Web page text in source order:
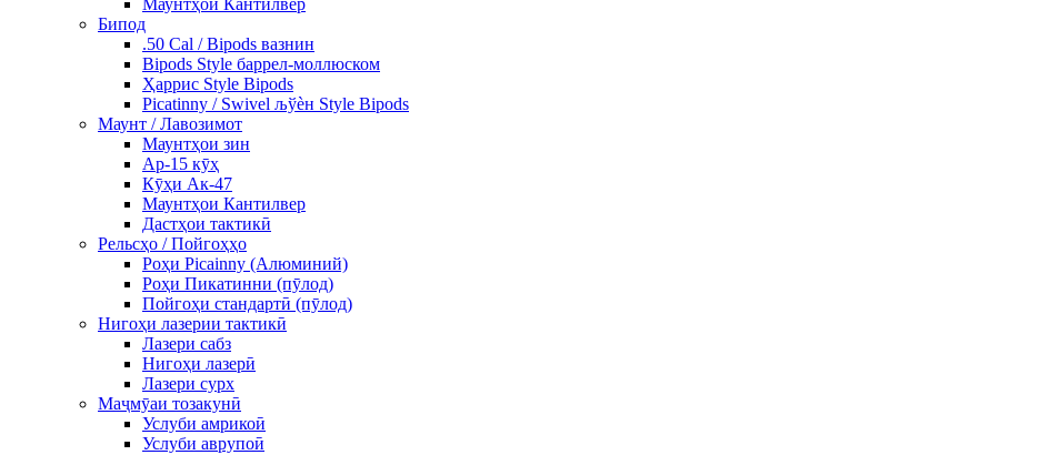
Маунтҳои Кантилвер
Бипод
.50 Cal / Bipods вазнин
Bipods Style баррел-моллюском
Ҳаррис Style Bipods
Picatinny / Swivel љўѐн Style Bipods
Маунт / Лавозимот
Маунтҳои зин
Ар-15 кӯҳ
Кӯҳи Ак-47
Маунтҳои Кантилвер
Дастҳои тактикӣ
Рельсҳо / Пойгоҳҳо
Роҳи Picainny (Алюминий)
Роҳи Пикатинни (пӯлод)
Пойгоҳи стандартӣ (пӯлод)
Нигоҳи лазерии тактикӣ
Лазери сабз
Нигоҳи лазерӣ
Лазери сурх
Маҷмӯаи тозакунӣ
Услуби амрикоӣ
Услуби аврупоӣ